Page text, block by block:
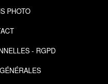
PHOTO
- RGPD